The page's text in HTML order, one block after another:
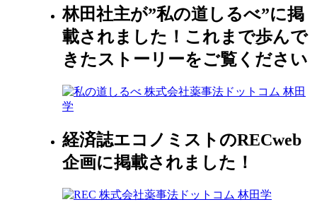
林田社主が”私の道しるべ”に掲
載されました！これまで歩んで
きたストーリーをご覧ください
経済誌エコノミストのRECweb
企画に掲載されました！